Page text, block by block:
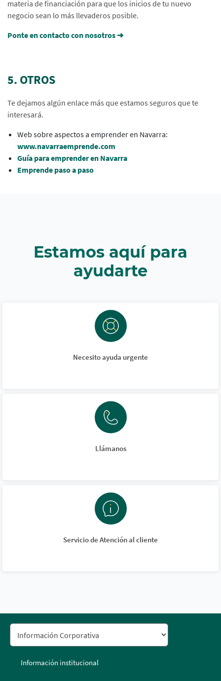
materia de financiación para que los inicios de tu nuevo
negocio sean lo más llevaderos posible.
Ponte en contacto con nosotros ➜
5. OTROS
Te dejamos algún enlace más que estamos seguros que te
interesará.
Web sobre aspectos a emprender en Navarra:
www.navarraemprende.com
Guía para emprender en Navarra
Emprende paso a paso
Estamos aquí para
ayudarte
Necesito ayuda urgente
Llámanos
Servicio de Atención al cliente
Información institucional